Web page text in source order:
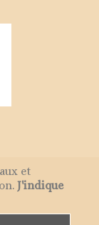
et
J'indique